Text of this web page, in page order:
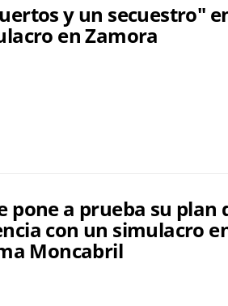
y un secuestro"
en Zamora
pone a prueba su plan
con un simulacro
Moncabril